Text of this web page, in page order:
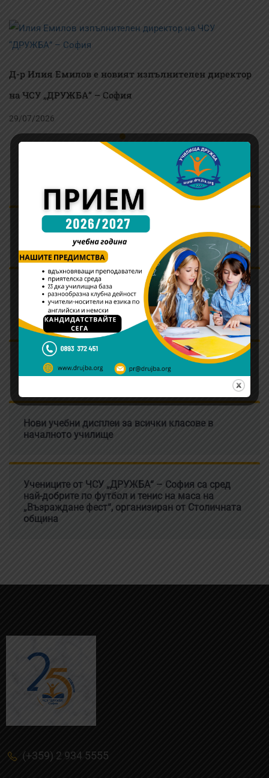
Д-р Илия Емилов е новият изпълнителен директор
на ЧСУ „ДРУЖБА“ – София
29/07/2026
Информация относно родителските срещи и
адаптационните дни в училището
Ръководството на ЧСУ “ДРУЖБА” – София
награди победителите в състезанието Young
Writers Competition
Д-р Илия Емилов е новият изпълнителен
директор на ЧСУ „ДРУЖБА“ – София
Нови учебни дисплеи за всички класове в
началното училище
Учениците от ЧСУ „ДРУЖБА“ – София са сред
най-добрите по футбол и тенис на маса на
„Възраждане фест“, организиран от Столичната
община
(+359) 2 934 5555